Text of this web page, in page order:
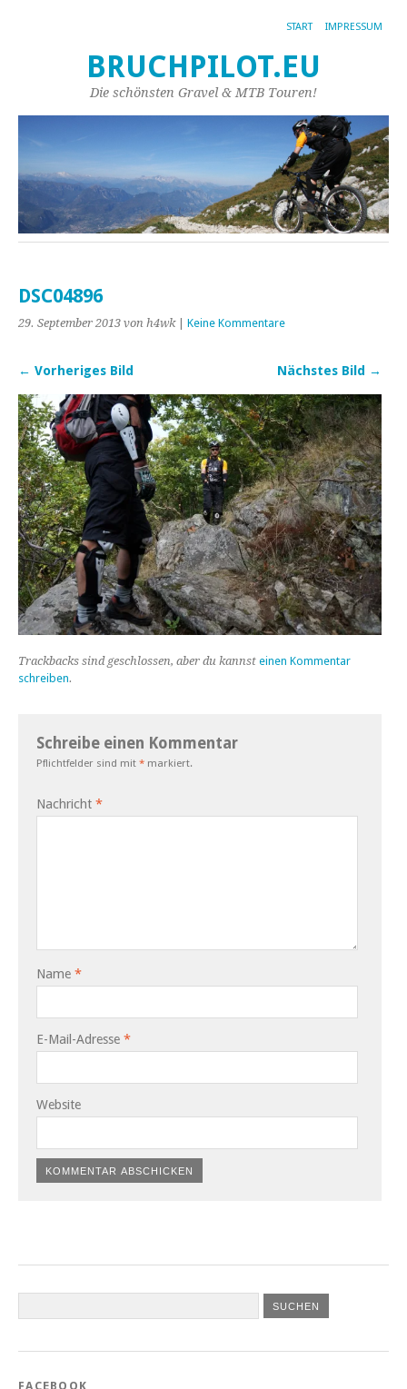
START IMPRESSUM
BRUCHPILOT.EU
Die schönsten Gravel & MTB Touren!
DSC04896
29. September 2013 von h4wk| Keine Kommentare
← Vorheriges Bild Nächstes Bild →
Trackbacks sind geschlossen, aber du kannst einen Kommentar
schreiben.
Schreibe einen Kommentar
Pflichtfelder sind mit * markiert.
Nachricht *
Name *
E-Mail-Adresse *
Website
FACEBOOK